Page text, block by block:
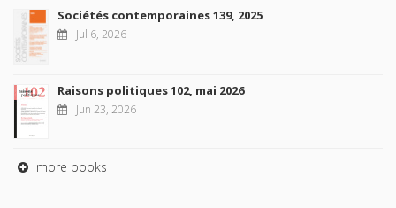
Sociétés contemporaines 139, 2025
Jul 6, 2026
Raisons politiques 102, mai 2026
Jun 23, 2026
more books